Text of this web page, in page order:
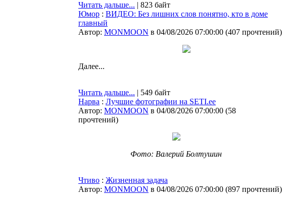
Читать дальше... | 823 байт
Юмор : ВИДЕО: Без лишних слов понятно, кто в доме
главный
Автор: MONMOON в 04/08/2026 07:00:00 (407 прочтений)
Далее...
Читать дальше... | 549 байт
Нарва : Лучшие фотографии на SETI.ee
Автор: MONMOON в 04/08/2026 07:00:00 (58
прочтений)
Фото: Валерий Болтушин
Чтиво : Жизненная задача
Автор: MONMOON в 04/08/2026 07:00:00 (897 прочтений)